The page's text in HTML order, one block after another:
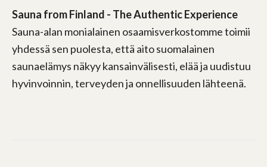
Sauna from Finland - The Authentic Experience
Sauna-alan monialainen osaamisverkostomme toimii
yhdessä sen puolesta, että aito suomalainen
saunaelämys näkyy kansainvälisesti, elää ja uudistuu
hyvinvoinnin, terveyden ja onnellisuuden lähteenä.